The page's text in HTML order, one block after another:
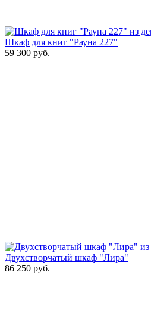
Шкаф для книг "Рауна 227"
59 300 руб.
Двухстворчатый шкаф "Лира"
86 250 руб.